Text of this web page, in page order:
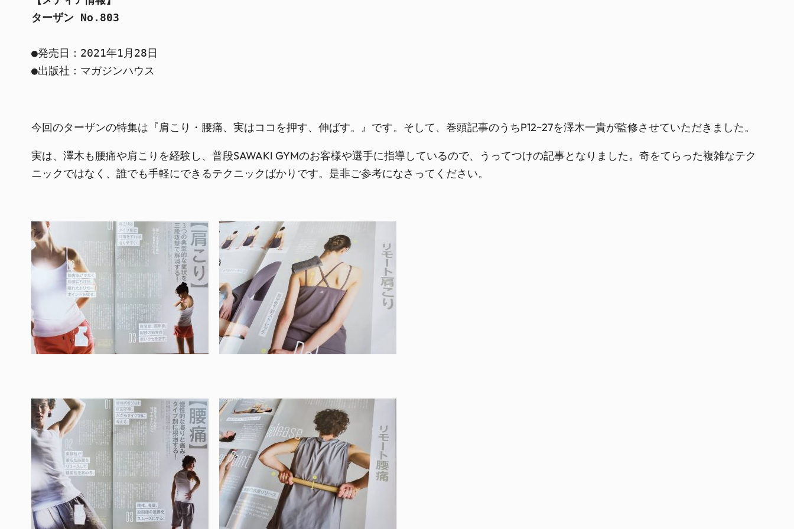
ターザン No.803
●発売日：2021年1月28日
●出版社：マガジンハウス
今回のターザンの特集は『肩こり・腰痛、実はココを押す、伸ばす。』です。そして、巻頭記事のうちP12~27を澤木一貴が監修させていただきました。
実は、澤木も腰痛や肩こりを経験し、普段SAWAKI GYMのお客様や選手に指導しているので、うってつけの記事となりました。奇をてらった複雑なテク
ニックではなく、誰でも手軽にできるテクニックばかりです。是非ご参考になさってください。